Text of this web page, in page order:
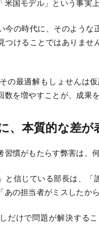
国モデル」という事実
の時代に、そのような
つけることではありま
の最適解もしょせんは
を増やすことが、成果
、本質的な差が
慣がもたらす弊害は、
と信じている部長は、
の担当者がミスしたか
だけで問題が解決する